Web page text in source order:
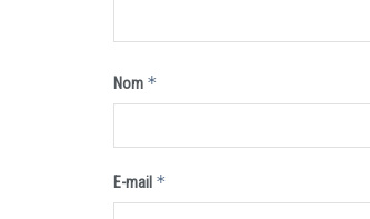
Nom *
E-mail *